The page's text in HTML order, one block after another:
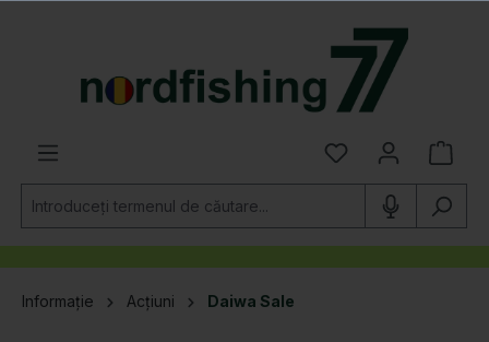
Informație Acțiuni Daiwa Sale